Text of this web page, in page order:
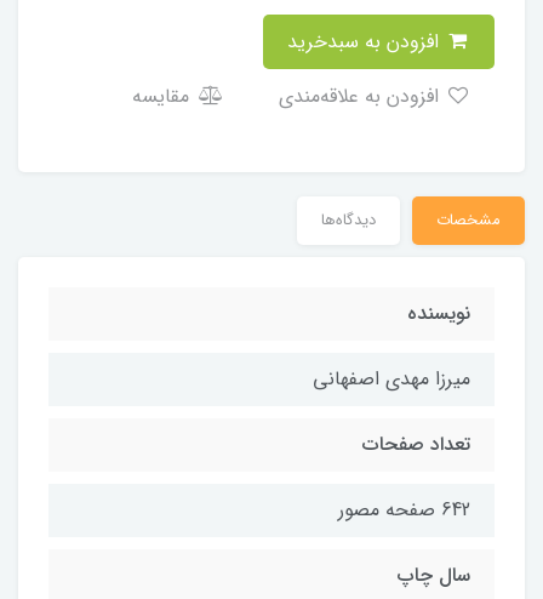
مقایسه
مشخصات دیدگاه‌ها
نويسنده
ميرزا مهدي اصفهاني
تعداد صفحات
642 صفحه مصور
سال چاپ